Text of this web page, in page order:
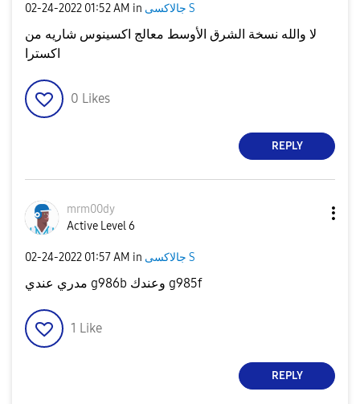
‎02-24-2022 01:52 AM in جالاكسى S
لا والله نسخة الشرق الأوسط معالج اكسينوس شاريه من
اكسترا
0 Likes
REPLY
mrm00dy
Active Level 6
‎02-24-2022 01:57 AM in جالاكسى S
مدري عندي g986b وعندك g985f
1 Like
REPLY